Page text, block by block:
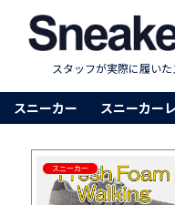
スタッフが実際に履い
スニーカー スニーカー
スニーカー